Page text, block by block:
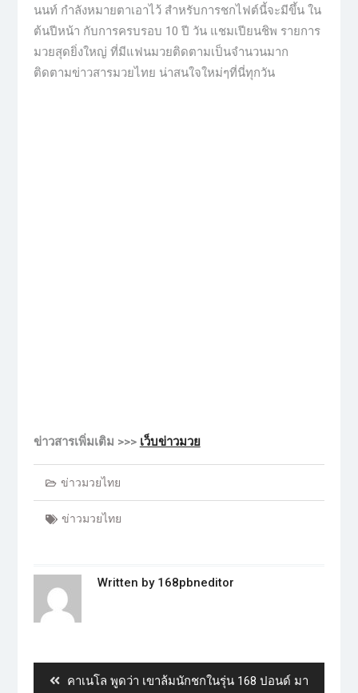
นนท์ กำลังหมายตาเอาไว้ สำหรับการชกไฟต์นี้จะมีขึ้น ใน
ต้นปีหน้า กับการครบรอบ 10 ปี วัน แชมเปียนชิพ รายการ
มวยสุดยิ่งใหญ่ ที่มีแฟนมวยติดตามเป็นจำนวนมาก
ติดตามข่าวสารมวยไทย น่าสนใจใหม่ๆที่นี่ทุกวัน
ข่าวสารเพิ่มเติม >>> เว็บข่าวมวย
ข่าวมวยไทย
ข่าวมวยไทย
Written by 168pbneditor
คาเนโล พูดว่า เขาล้มนักชกในรุ่น 168 ปอนด์ มา